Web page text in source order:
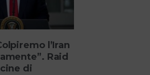
l’Iran
Raid
di